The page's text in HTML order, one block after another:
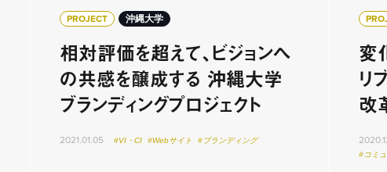
PROJECT 沖縄大学
相対評価を超えて、ビジョンへ
の共感を醸成する 沖縄大学
ブランディングプロジェクト
2021.01.05 #VI・CI #Webサイト #ブランディング
変
リ
改
#コミ